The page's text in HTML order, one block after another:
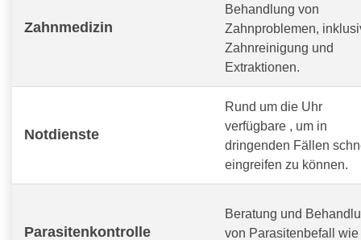
Zahnmedizin
Behandlung von
Zahnproblemen,
Zahnreinigung und
Extraktionen.
Notdienste
Rund um die Uhr
verfügbare , um in
dringenden Fällen
eingreifen zu können.
Parasitenkontrolle
Beratung und
von Parasitenbefall wie